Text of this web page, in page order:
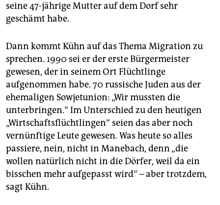
seine 47-jährige Mutter auf dem Dorf sehr
geschämt habe.
Dann kommt Kühn auf das Thema Migration zu
sprechen. 1990 sei er der erste Bürgermeister
gewesen, der in seinem Ort Flüchtlinge
aufgenommen habe. 70 russische Juden aus der
ehemaligen Sowjetunion: „Wir mussten die
unterbringen.“ Im Unterschied zu den heutigen
„Wirtschaftsflüchtlingen“ seien das aber noch
vernünftige Leute gewesen. Was heute so alles
passiere, nein, nicht in Manebach, denn „die
wollen natürlich nicht in die Dörfer, weil da ein
bisschen mehr aufgepasst wird“ – aber trotzdem,
sagt Kühn.